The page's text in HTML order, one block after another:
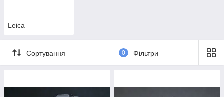
Leica
Сортування 0 Фільтри